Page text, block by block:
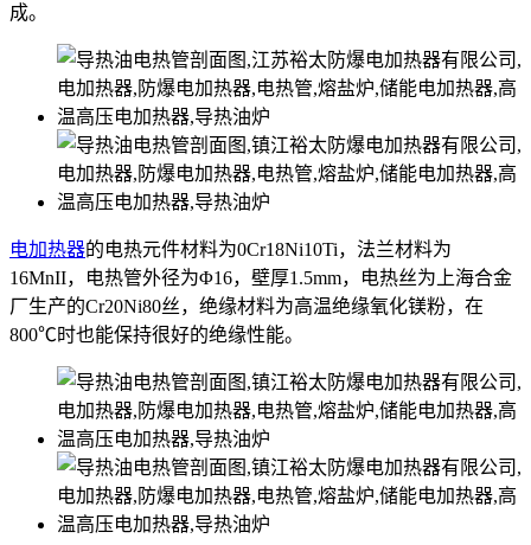
成。
电加热器的电热元件材料为0Cr18Ni10Ti，法兰材料为
16MnII，电热管外径为Φ16，壁厚1.5mm，电热丝为上海合金
厂生产的Cr20Ni80丝，绝缘材料为高温绝缘氧化镁粉，在
800℃时也能保持很好的绝缘性能。